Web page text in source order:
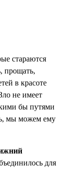
стараются
прощать,
в красоте
не имеет
бы путями
мы можем ему
для